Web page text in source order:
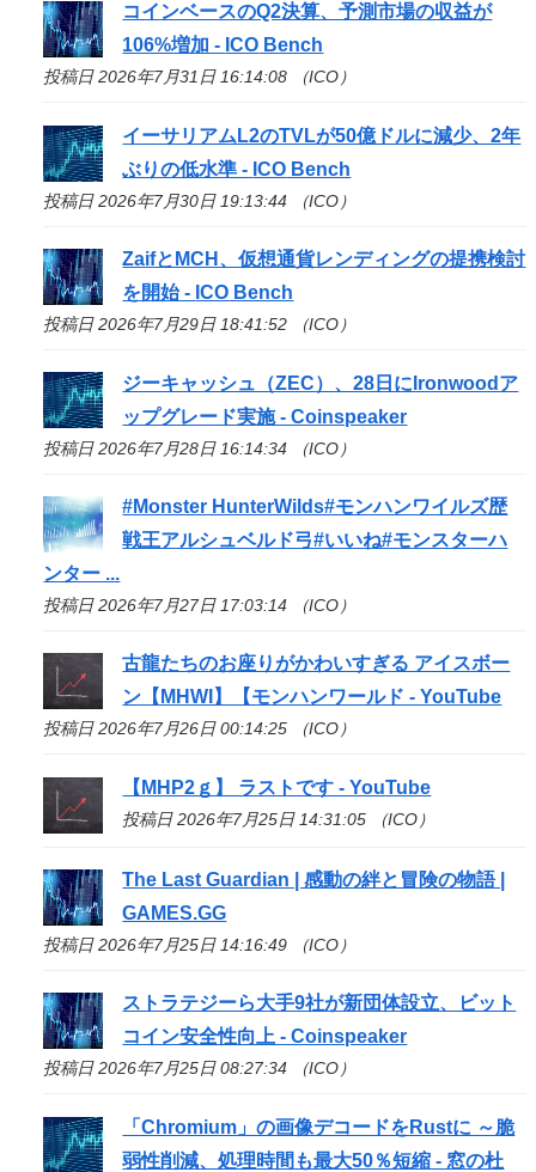
コインベースのQ2決算、予測市場の収益が
106%増加 - ICO Bench
投稿日 2026年7月31日 16:14:08 （ICO）
イーサリアムL2のTVLが50億ドルに減少、2年
ぶりの低水準 - ICO Bench
投稿日 2026年7月30日 19:13:44 （ICO）
ZaifとMCH、仮想通貨レンディングの提携検討
を開始 - ICO Bench
投稿日 2026年7月29日 18:41:52 （ICO）
ジーキャッシュ（ZEC）、28日にIronwoodア
ップグレード実施 - Coinspeaker
投稿日 2026年7月28日 16:14:34 （ICO）
#Monster HunterWilds#モンハンワイルズ歴
戦王アルシュベルド弓#いいね#モンスターハ
ンター ...
投稿日 2026年7月27日 17:03:14 （ICO）
古龍たちのお座りがかわいすぎる アイスボー
ン【MHWI】【モンハンワールド - YouTube
投稿日 2026年7月26日 00:14:25 （ICO）
【MHP2ｇ】 ラストです - YouTube
投稿日 2026年7月25日 14:31:05 （ICO）
The Last Guardian | 感動の絆と冒険の物語 |
GAMES.GG
投稿日 2026年7月25日 14:16:49 （ICO）
ストラテジーら大手9社が新団体設立、ビット
コイン安全性向上 - Coinspeaker
投稿日 2026年7月25日 08:27:34 （ICO）
「Chromium」の画像デコードをRustに ～脆
弱性削減、処理時間も最大50％短縮 - 窓の杜